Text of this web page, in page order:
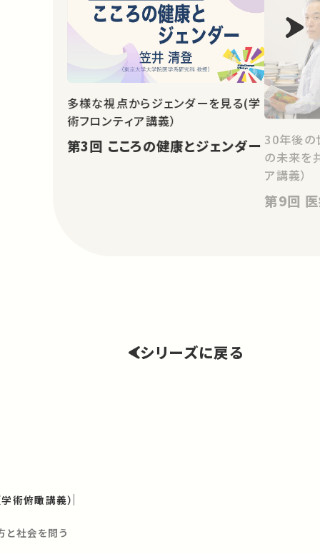
多様な視点からジェンダーを見る(学
術フロンティア講義）
第3回 こころの健康とジェンダー 30年後の
の未来を
ア講義）
第
シリーズに戻る
術俯瞰講義）
社会を問う